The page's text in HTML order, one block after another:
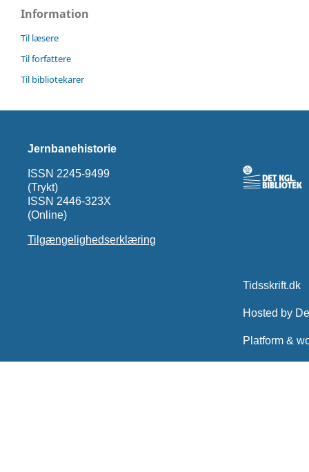
Information
Til læsere
Til forfattere
Til bibliotekarer
Jernbanehistorie
ISSN 2245-9499
(Trykt)
ISSN 2446-323X
(Online)
Tilgængelighedserklæring